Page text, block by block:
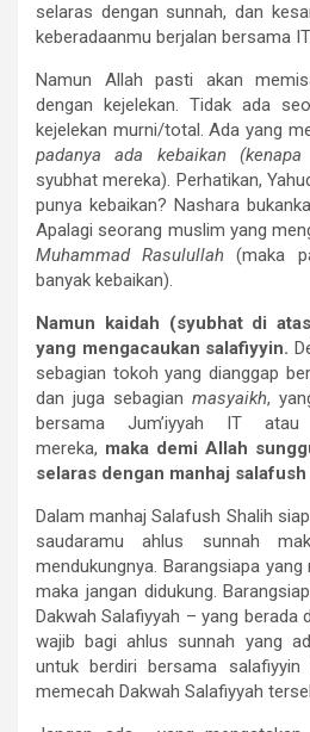
selaras dengan sunnah, dan
keberadaanmu berjalan bersama IT.
Namun Allah pasti akan
dengan kejelekan. Tidak ada
kejelekan murni/total. Ada yang
padanya ada kebaikan
syubhat mereka). Perhatikan,
punya kebaikan? Nashara
Apalagi seorang muslim yang
Muhammad Rasulullah (maka
banyak kebaikan).
Namun kaidah (syubhat di
yang mengacaukan salafiyyin.
sebagian tokoh yang dianggap
dan juga sebagian masyaikh,
bersama Jum’iyyah IT atau
mereka, maka demi Allah
selaras dengan manhaj
Dalam manhaj Salafush Shalih
saudaramu ahlus sunnah
mendukungnya. Barangsiapa yang
maka jangan didukung.
Dakwah Salafiyyah – yang berada
wajib bagi ahlus sunnah yang
untuk berdiri bersama salafiyyin
memecah Dakwah Salafiyyah